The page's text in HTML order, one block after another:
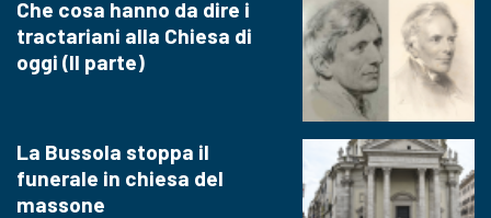
Che cosa hanno da dire i
tractariani alla Chiesa di
oggi (II parte)
La Bussola stoppa il
funerale in chiesa del
massone